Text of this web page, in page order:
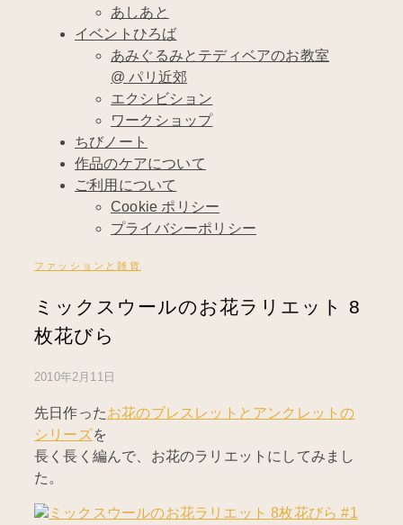
あしあと
イベントひろば
あみぐるみとテディベアのお教室
@ パリ近郊
エクシビション
ワークショップ
ちびノート
作品のケアについて
ご利用について
Cookie ポリシー
プライバシーポリシー
ファッションと雑貨
ミックスウールのお花ラリエット 8
枚花びら
2010年2月11日
先日作ったお花のブレスレットとアンクレットの
シリーズを
長く長く編んで、お花のラリエットにしてみまし
た。